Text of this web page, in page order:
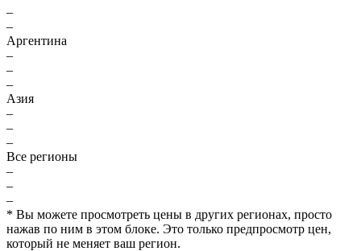
–
–
Аргентина
–
–
–
Азия
–
–
–
Все регионы
–
–
–
* Вы можете просмотреть цены в других регионах, просто
нажав по ним в этом блоке. Это только предпросмотр цен,
который не меняет ваш регион.